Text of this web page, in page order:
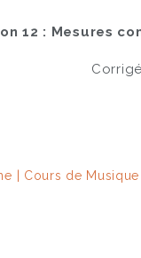
12 : Mesures